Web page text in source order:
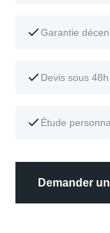
Garantie
Devis sous 48h
Étude
Demander